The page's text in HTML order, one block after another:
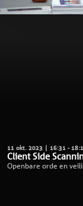
11 okt. 2023 | 16:31 -
Client Side
Openbare orde en